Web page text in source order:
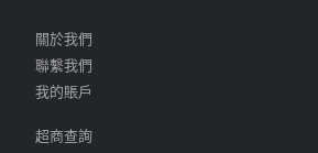
關於我們
聯繫我們
我的賬戶
超商查詢